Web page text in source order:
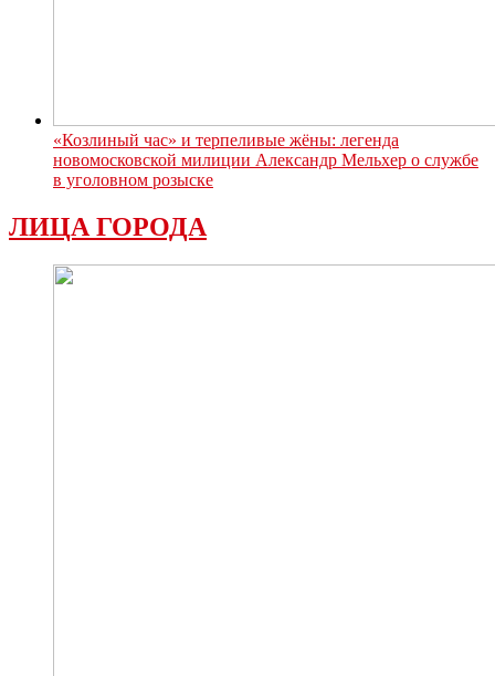
«Козлиный час» и терпеливые жёны: легенда
новомосковской милиции Александр Мельхер о службе
в уголовном розыске
ЛИЦА ГОРОДА